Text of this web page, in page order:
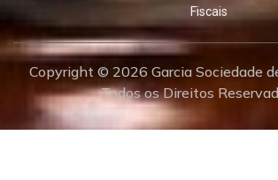
Fiscais
Copyright © 2026 Garcia Sociedade
Todos os Direitos